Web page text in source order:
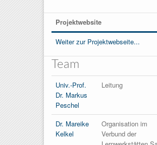
Projektwebsite
Weiter zur Projektwebseite...
Team
Univ.-Prof.
Dr. Markus
Peschel
Leitung
Dr. Mareike
Kelkel
Organisation im
Verbund der